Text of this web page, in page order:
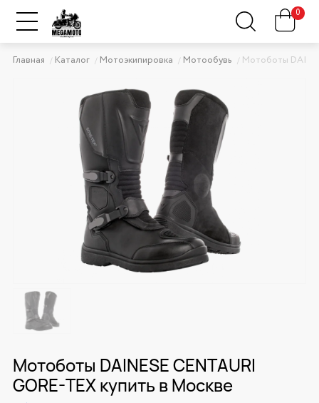
0
Главная Каталог Мотоэкипировка Мотообувь Мотоботы
Мотоботы DAINESE CENTAURI
GORE-TEX купить в Москве